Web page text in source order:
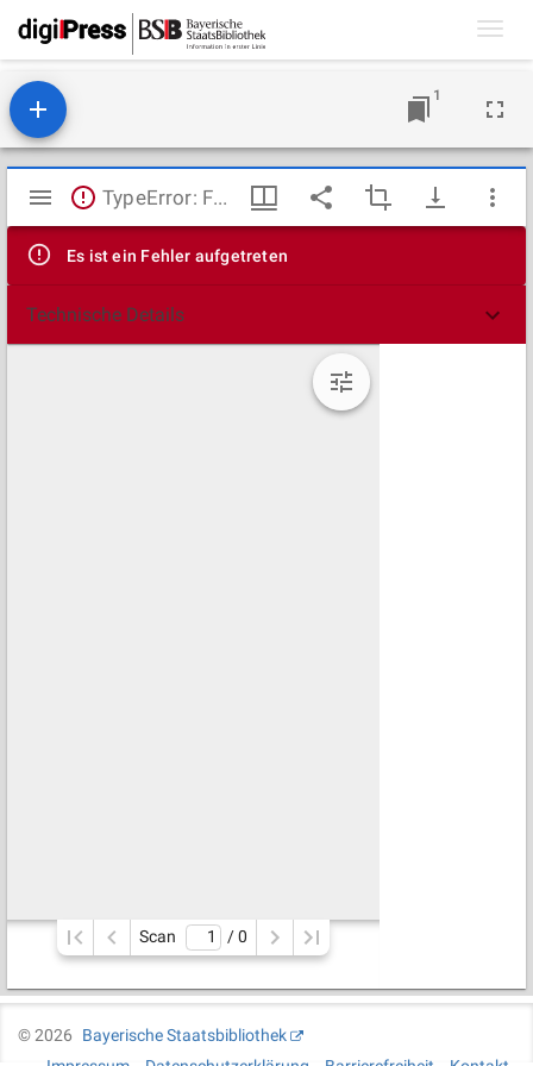
1
Mirador
Viewer
TypeError: Failed to fetch
Es ist ein Fehler aufgetreten
Technische Details
Scan / 0
©2026
Bayerische Staatsbibliothek